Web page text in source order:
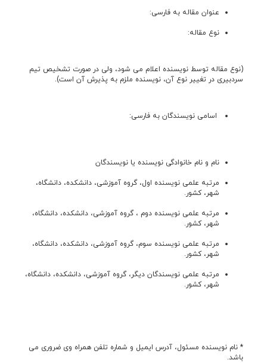
عنوان مقاله به فارسی:
نوع مقاله:
(نوع مقاله توسط نویسنده اعلام می شود، ولی در صورت تشخیص تیم
سردبیری در تغییر نوع آن، نویسنده ملزم به پذیرش آن است).
اسامی نویسندگان به فارسی:
نام و نام خانوادگی نویسنده یا نویسندگان
مرتبه علمی نویسنده اول، گروه آموزشی، دانشکده، دانشگاه،
شهر، کشور.
مرتبه علمی نویسنده دوم ، گروه آموزشی، دانشکده، دانشگاه،
شهر، کشور.
مرتبه علمی نویسنده سوم، گروه آموزشی، دانشکده، دانشگاه،
شهر، کشور.
مرتبه علمی نویسندگان دیگر، گروه آموزشی، دانشکده، دانشگاه،
شهر، کشور.
* نام نویسنده مسئول، آدرس ایمیل و شماره تلفن همراه وی ضروری می
باشد.